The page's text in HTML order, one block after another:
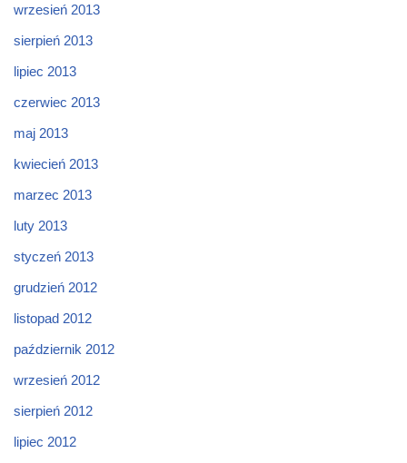
wrzesień 2013
sierpień 2013
lipiec 2013
czerwiec 2013
maj 2013
kwiecień 2013
marzec 2013
luty 2013
styczeń 2013
grudzień 2012
listopad 2012
październik 2012
wrzesień 2012
sierpień 2012
lipiec 2012